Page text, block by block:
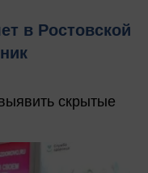
в Ростовской
скрытые